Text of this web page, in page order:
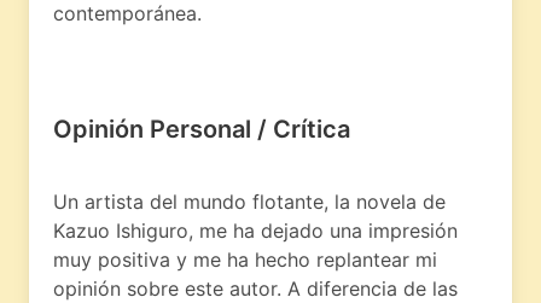
contemporánea.
Opinión Personal / Crítica
Un artista del mundo flotante, la novela de
Kazuo Ishiguro, me ha dejado una impresión
muy positiva y me ha hecho replantear mi
opinión sobre este autor. A diferencia de las